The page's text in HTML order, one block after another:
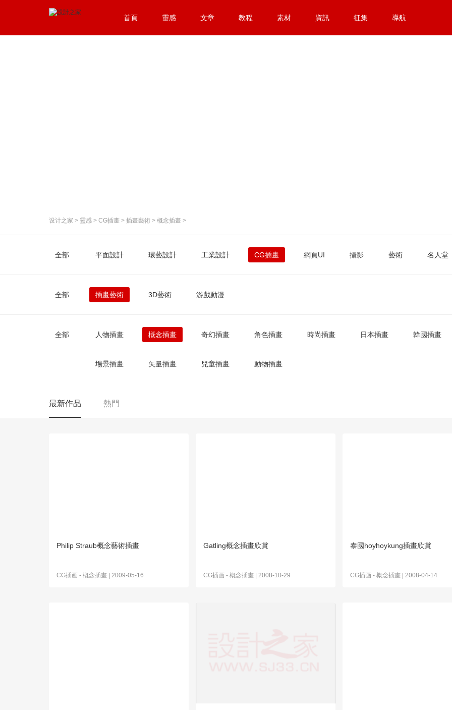
首頁 靈感 文章 教程 素材 資訊 征集 導航
设计之家 > 靈感 > CG插畫 > 插畫藝術 > 概念插畫 >
全部 平面設計 環藝設計 工業設計 CG插畫 網頁UI 攝影 藝術 名人堂
全部 插畫藝術 3D藝術 游戲動漫
全部 人物插畫 概念插畫 奇幻插畫 角色插畫 時尚插畫 日本插畫 韓國插畫
場景插畫 矢量插畫 兒童插畫 動物插畫
最新作品 熱門
Philip Straub概念藝術插畫
CG插画 - 概念插畫 | 2009-05-16
Gatling概念插畫欣賞
CG插画 - 概念插畫 | 2008-10-29
泰國hoyhoykung插畫欣賞
CG插画 - 概念插畫 | 2008-04-14